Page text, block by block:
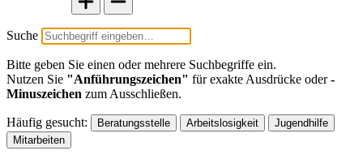
Suche
Bitte geben Sie einen oder mehrere Suchbegriffe ein.
Nutzen Sie "Anführungszeichen" für exakte Ausdrücke oder-
Minuszeichen zum Ausschließen.
Häufig gesucht: Beratungsstelle Arbeitslosigkeit
Jugendhilfe
Mitarbeiten